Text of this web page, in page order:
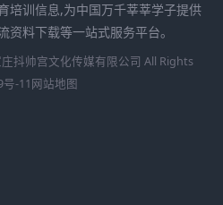
培训信息,为中国万千莘莘学子提供
料下载等一站式服务平台。
抖帅宫文化传媒有限公司 All Rights
-11网站地图